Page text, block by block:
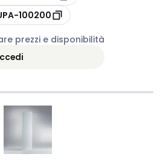
100200
prezzi e disponibilità